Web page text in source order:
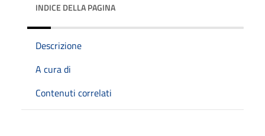
INDICE DELLA PAGINA
Descrizione
A cura di
Contenuti correlati